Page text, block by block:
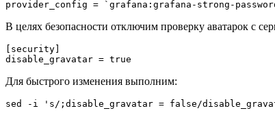
В целях безопасности отключим проверку аватарок с
[security]
Для быстрого изменения выполним: